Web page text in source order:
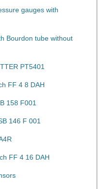
gauges with
Bourdon tube without
PT5401
FF 4 8 DAH
158 F001
146 F 001
FF 4 16 DAH